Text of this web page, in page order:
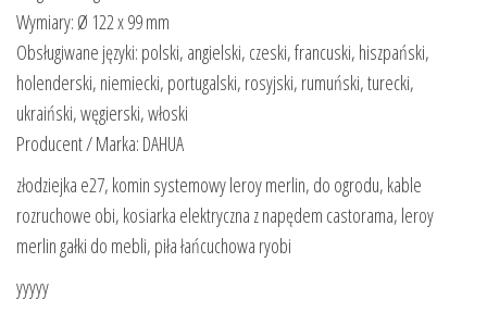
Wymiary: Ø 122 x 99 mm
Obsługiwane języki: polski, angielski, czeski, francuski, hiszpański,
holenderski, niemiecki, portugalski, rosyjski, rumuński, turecki,
ukraiński, węgierski, włoski
Producent / Marka: DAHUA
złodziejka e27, komin systemowy leroy merlin, do ogrodu, kable
rozruchowe obi, kosiarka elektryczna z napędem castorama, leroy
merlin gałki do mebli, piła łańcuchowa ryobi
yyyyy